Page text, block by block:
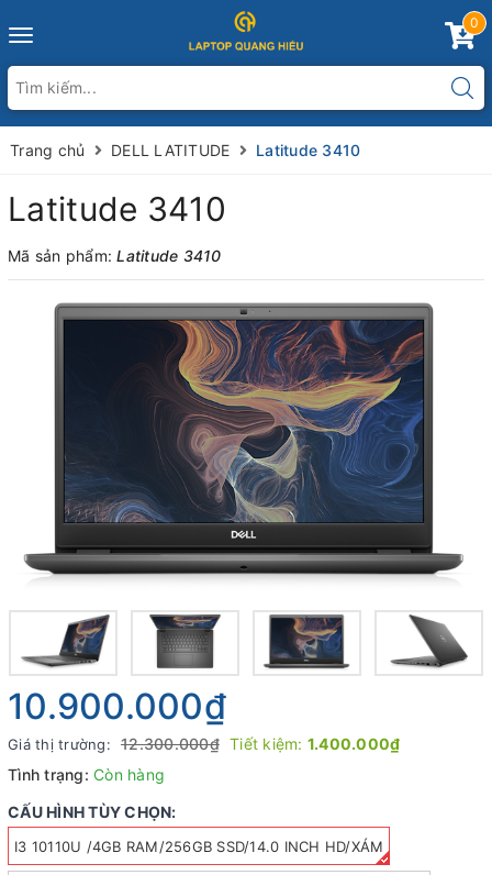
Toggle
0
Trang chủ DELL LATITUDE Latitude 3410
Latitude 3410
Mã sản phẩm:Latitude 3410
10.900.000₫
Giá thị trường: 12.300.000₫ Tiết kiệm: 1.400.000₫
Tình trạng: Còn hàng
CẤU HÌNH TÙY CHỌN:
I3 10110U /4GB RAM/256GB SSD/14.0 INCH HD/XÁM